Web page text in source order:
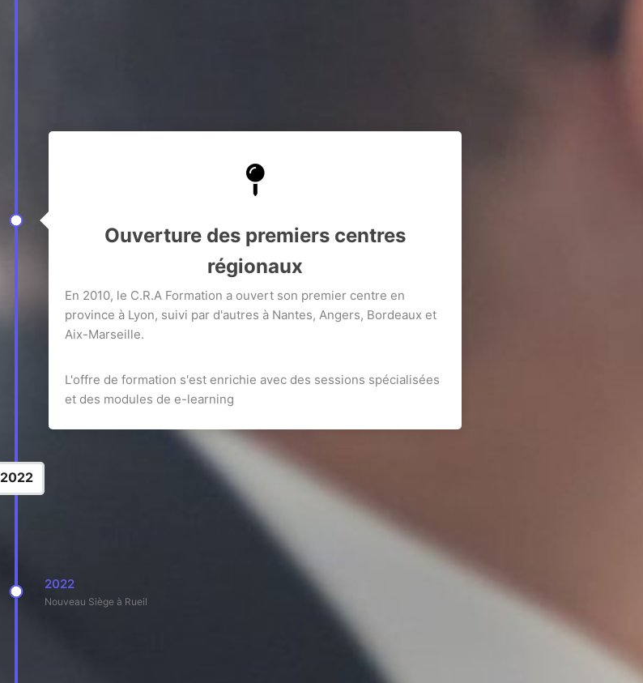
Ouverture des premiers centres
régionaux
En 2010, le C.R.A Formation a ouvert son premier centre en
province à Lyon, suivi par d'autres à Nantes, Angers, Bordeaux et
Aix-Marseille.
L'offre de formation s'est enrichie avec des sessions spécialisées
et des modules de e-learning
2022
2022
Nouveau Siège à Rueil